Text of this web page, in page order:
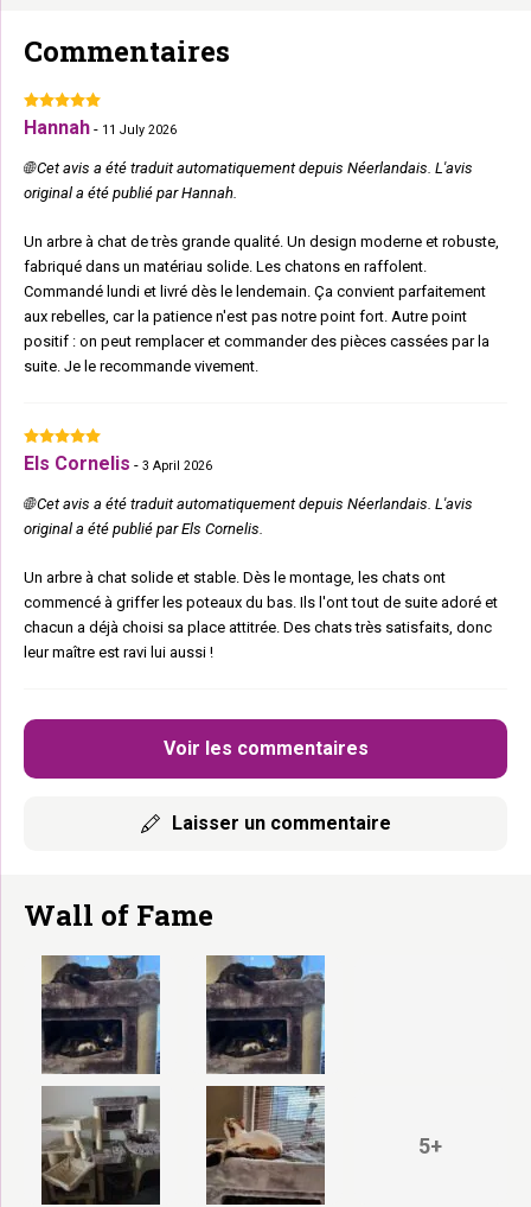
Commentaires
Voir les commentaires
Laisser un commentaire
Hannah - 11 July 2026
🌐 Cet avis a été traduit automatiquement depuis Néerlandais. L'avis
original a été publié par Hannah.
Un arbre à chat de très grande qualité. Un design moderne et robuste,
fabriqué dans un matériau solide. Les chatons en raffolent.
Commandé lundi et livré dès le lendemain. Ça convient parfaitement
aux rebelles, car la patience n'est pas notre point fort. Autre point
positif : on peut remplacer et commander des pièces cassées par la
suite. Je le recommande vivement.
Els Cornelis - 3 April 2026
🌐 Cet avis a été traduit automatiquement depuis Néerlandais. L'avis
original a été publié par Els Cornelis.
Un arbre à chat solide et stable. Dès le montage, les chats ont
commencé à griffer les poteaux du bas. Ils l'ont tout de suite adoré et
chacun a déjà choisi sa place attitrée. Des chats très satisfaits, donc
leur maître est ravi lui aussi !
Wall of Fame
5+